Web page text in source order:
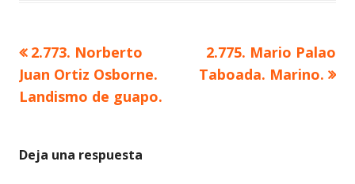
Navegación
de
Artículo
anterior
2.773. Norberto
Juan Ortiz Osborne.
Landismo de guapo.
Artículo
siguiente
2.775. Mario Palao
Taboada. Marino.
Deja una respuesta